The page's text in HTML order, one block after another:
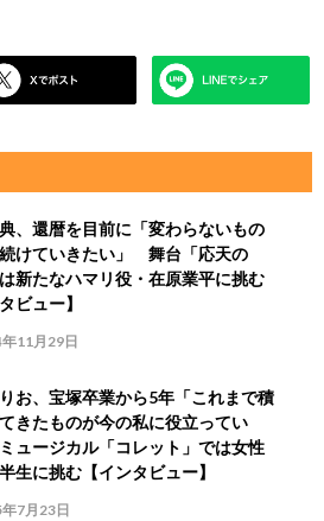
、還暦を目前に「変わらないもの
けていきたい」 舞台「応天の
新たなハマリ役・在原業平に挑む
ビュー】
11月29日
お、宝塚卒業から5年「これまで積
きたものが今の私に役立ってい
ュージカル「コレット」では女性
生に挑む【インタビュー】
7月23日